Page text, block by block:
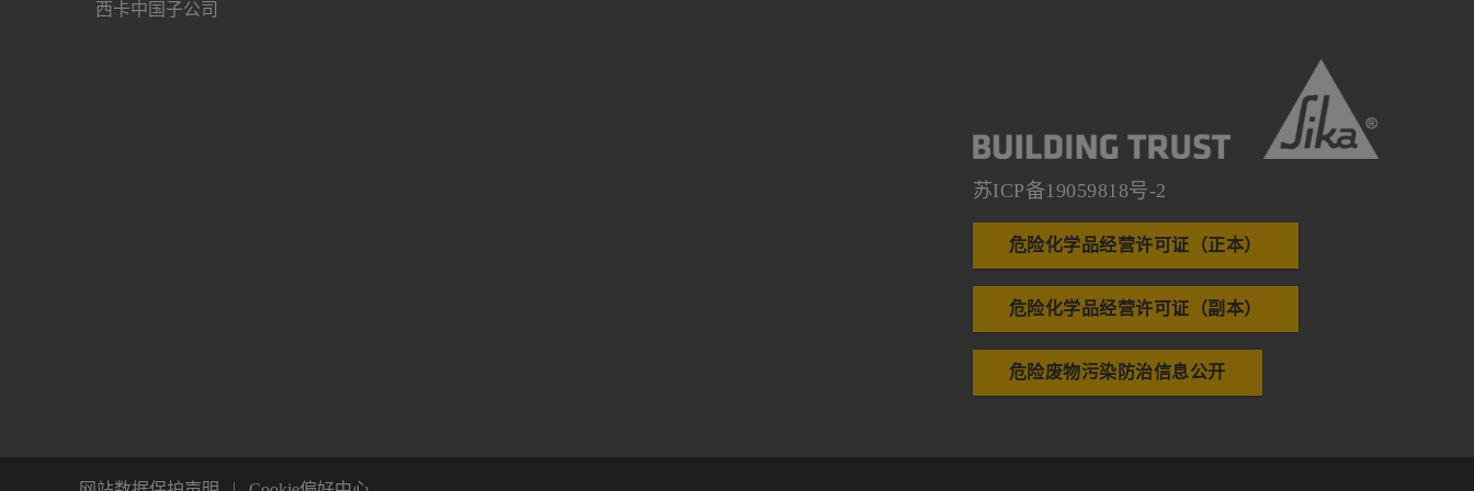
西卡中国子公司
苏ICP备19059818号-2
危险化学品经营许可证（正本）
危险化学品经营许可证（副本）
危险废物污染防治信息公开